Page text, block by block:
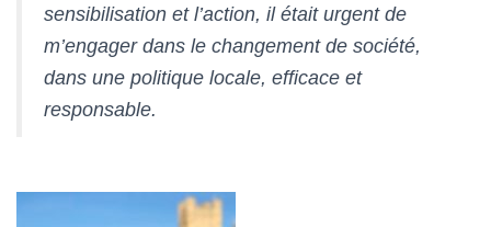
sensibilisation et l’action, il était urgent de
m’engager dans le changement de société,
dans une politique locale, efficace et
responsable.